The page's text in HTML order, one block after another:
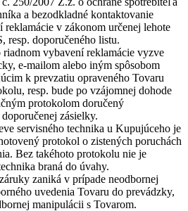
a bezodkladné kontaktovanie
reklamácie v zákonom určenej lehote
resp. doporučeného listu.
riadnom vybavení reklamácie vyzve
e-mailom alebo iným spôsobom
k prevzatiu opraveného Tovaru
resp. bude po vzájomnej dohode
protokolom doručený
zásielky.
servisného technika u Kupujúceho je
protokol o zistených poruchách
Bez takéhoto protokolu nie je
braná do úvahy.
zaniká v prípade neodbornej
uvedenia Tovaru do prevádzky,
manipulácii s Tovarom.